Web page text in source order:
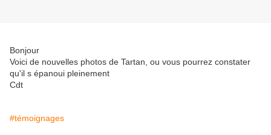
Bonjour
Voici de nouvelles photos de Tartan, ou vous pourrez constater
qu'il s épanoui pleinement
Cdt
#témoignages